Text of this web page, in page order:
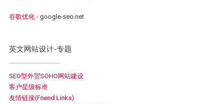
谷歌优化- google-seo.net
英文网站设计-专题
SEO型外贸SOHO网站建设
客户星级标准
友情链接(Friend Links)